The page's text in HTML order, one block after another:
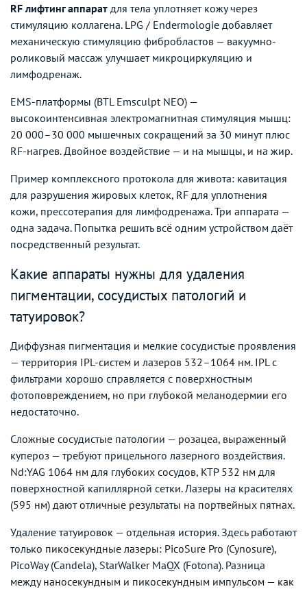
RF лифтинг аппарат для тела уплотняет кожу через
стимуляцию коллагена. LPG / Endermologie добавляет
механическую стимуляцию фибробластов — вакуумно-
роликовый массаж улучшает микроциркуляцию и
лимфодренаж.
EMS-платформы (BTL Emsculpt NEO) —
высокоинтенсивная электромагнитная стимуляция мышц:
20 000–30 000 мышечных сокращений за 30 минут плюс
RF-нагрев. Двойное воздействие — и на мышцы, и на жир.
Пример комплексного протокола для живота: кавитация
для разрушения жировых клеток, RF для уплотнения
кожи, прессотерапия для лимфодренажа. Три аппарата —
одна задача. Попытка решить всё одним устройством даёт
посредственный результат.
Какие аппараты нужны для удаления
пигментации, сосудистых патологий и
татуировок?
Диффузная пигментация и мелкие сосудистые проявления
— территория IPL-систем и лазеров 532–1064 нм. IPL с
фильтрами хорошо справляется с поверхностным
фотоповреждением, но при глубокой меланодермии его
недостаточно.
Сложные сосудистые патологии — розацеа, выраженный
купероз — требуют прицельного лазерного воздействия.
Nd:YAG 1064 нм для глубоких сосудов, KTP 532 нм для
поверхностной капиллярной сетки. Лазеры на красителях
(595 нм) дают отличные результаты на портвейных пятнах.
Удаление татуировок — отдельная история. Здесь работают
только пикосекундные лазеры: PicoSure Pro (Cynosure),
PicoWay (Candela), StarWalker MaQX (Fotona). Разница
между наносекундным и пикосекундным импульсом — как